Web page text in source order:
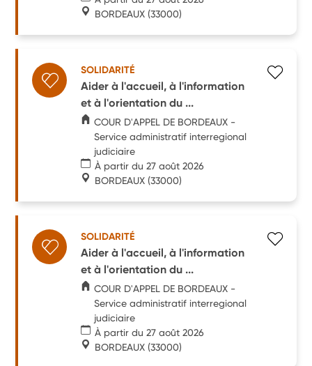
BORDEAUX (33000)
SOLIDARITÉ
Aider à l'accueil, à l'information
et à l'orientation du ...
COUR D'APPEL DE BORDEAUX -
Service administratif interregional
judiciaire
À partir du 27 août 2026
BORDEAUX (33000)
SOLIDARITÉ
Aider à l'accueil, à l'information
et à l'orientation du ...
COUR D'APPEL DE BORDEAUX -
Service administratif interregional
judiciaire
À partir du 27 août 2026
BORDEAUX (33000)